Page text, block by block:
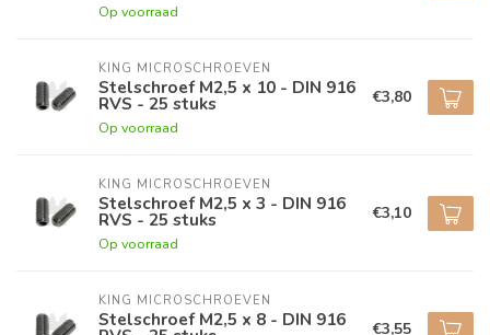
Op voorraad
KING MICROSCHROEVEN
Stelschroef M2,5 x 10 - DIN 916
RVS - 25 stuks
Op voorraad
€3,80
KING MICROSCHROEVEN
Stelschroef M2,5 x 3 - DIN 916
RVS - 25 stuks
Op voorraad
€3,10
KING MICROSCHROEVEN
Stelschroef M2,5 x 8 - DIN 916 €3,55